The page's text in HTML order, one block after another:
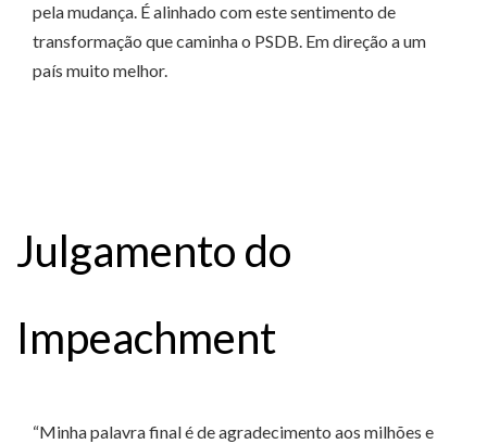
pela mudança. É alinhado com este sentimento de
transformação que caminha o PSDB. Em direção a um
país muito melhor.
Julgamento do
Impeachment
“Minha palavra final é de agradecimento aos milhões e